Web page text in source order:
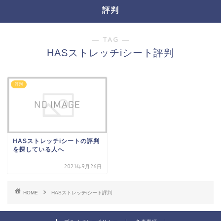
評判
― TAG ―
HASストレッチiシート評判
評判
HASストレッチiシートの評判
を探している人へ
2021年9月26日
HOME HASストレッチiシート評判